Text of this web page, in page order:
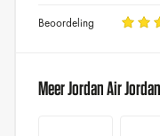
Beoordeling
Meer Jordan Air